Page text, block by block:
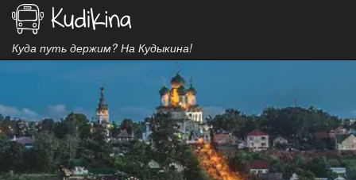
Куда путь держим? На Кудыкина!